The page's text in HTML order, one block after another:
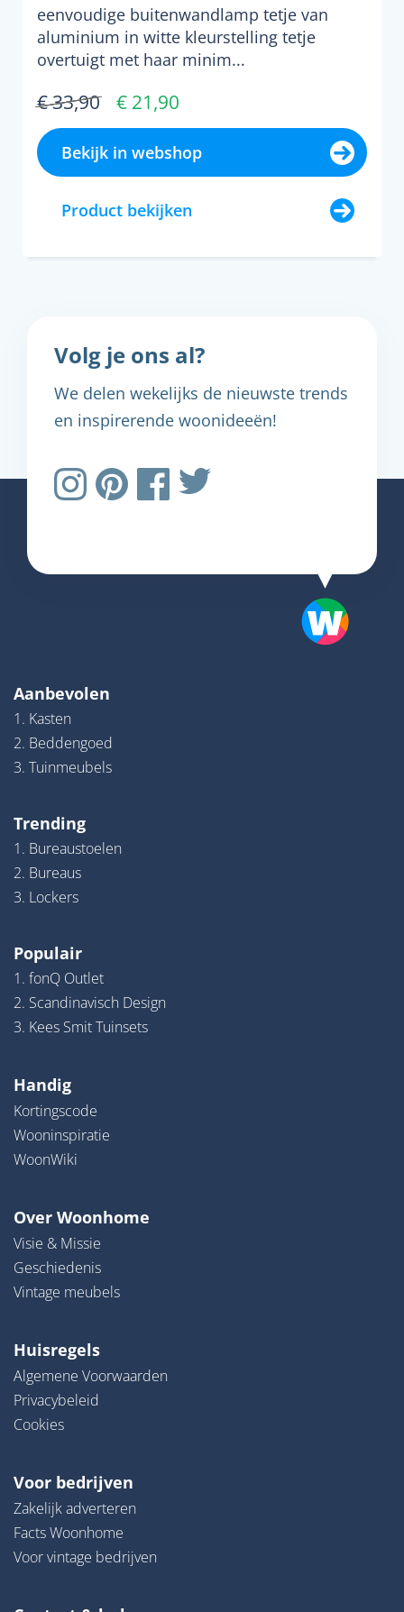
eenvoudige buitenwandlamp tetje van
aluminium in witte kleurstelling tetje
overtuigt met haar minim...
€ 33,90 € 21,90
Bekijk in webshop
Product bekijken
Volg je ons al?
We delen wekelijks de nieuwste trends
en inspirerende woonideeën!
Aanbevolen
1. Kasten
2. Beddengoed
3. Tuinmeubels
Trending
1. Bureaustoelen
2. Bureaus
3. Lockers
Populair
1. fonQ Outlet
2. Scandinavisch Design
3. Kees Smit Tuinsets
Handig
Kortingscode
Wooninspiratie
WoonWiki
Over Woonhome
Visie & Missie
Geschiedenis
Vintage meubels
Huisregels
Algemene Voorwaarden
Privacybeleid
Cookies
Voor bedrijven
Zakelijk adverteren
Facts Woonhome
Voor vintage bedrijven